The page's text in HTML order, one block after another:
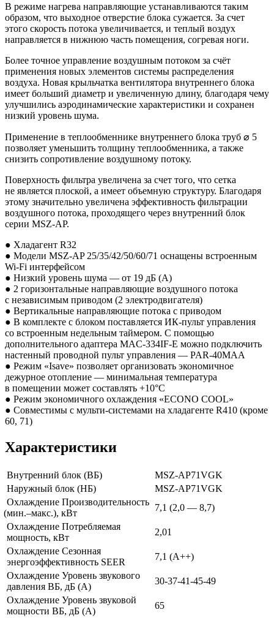
В режиме нагрева направляющие устанавливаются таким
образом, что выходное отверстие блока сужается. За счет
этого скорость потока увеличивается, и теплый воздух
направляется в нижнюю часть помещения, согревая ноги.
Более точное управление воздушным потоком за счёт
применения новых элементов системы распределения
воздуха. Новая крыльчатка вентилятора внутреннего блока
имеет больший диаметр и увеличенную длину, благодаря чему
улучшились аэродинамические характеристики и сохранен
низкий уровень шума.
Применение в теплообменнике внутреннего блока труб ⌀ 5
позволяет уменьшить толщину теплообменника, а также
снизить сопротивление воздушному потоку.
Поверхность фильтра увеличена за счет того, что сетка
не является плоской, а имеет объемную структуру. Благодаря
этому значительно увеличена эффективность фильтрации
воздушного потока, проходящего через внутренний блок
серии MSZ-AP.
● Хладагент R32
● Модели MSZ-AP 25/35/42/50/60/71 оснащены встроенным
Wi-Fi интерфейсом
● Низкий уровень шума — от 19 дБ (А)
● 2 горизонтальные направляющие воздушного потока
с независимым приводом (2 электродвигателя)
● Вертикальные направляющие потока с приводом
● В комплекте с блоком поставляется ИК-пульт управления
со встроенным недельным таймером. С помощью
дополнительного адаптера MAC-334IF-E можно подключить
настенный проводной пульт управления — PAR-40MAA
● Режим «Isave» позволяет организовать экономичное
дежурное отопление — минимальная температура
в помещении может составлять +10°С
● Режим экономичного охлаждения «ECONO COOL»
● Совместимы с мульти-системами на хладагенте R410 (кроме
60, 71)
Характеристики
Внутренний блок (ВБ)
MSZ-AP71VGK
Наружный блок (НБ)
MSZ-AP71VGK
Охлаждение Производительность
(мин.–макс.), кВт
7,1 (2,0 — 8,7)
Охлаждение Потребляемая
мощность, кВт
2,01
Охлаждение Сезонная
энергоэффективность SEER
7,1 (A++)
Охлаждение Уровень звукового
давления ВБ, дБ (А)
30-37-41-45-49
Охлаждение Уровень звуковой
мощности ВБ, дБ (А)
65